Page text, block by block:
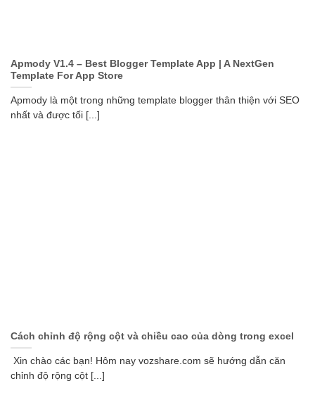
Apmody V1.4 – Best Blogger Template App | A NextGen
Template For App Store
Apmody là một trong những template blogger thân thiện với SEO
nhất và được tối [...]
Cách chỉnh độ rộng cột và chiều cao của dòng trong excel
Xin chào các bạn! Hôm nay vozshare.com sẽ hướng dẫn căn
chỉnh độ rộng cột [...]